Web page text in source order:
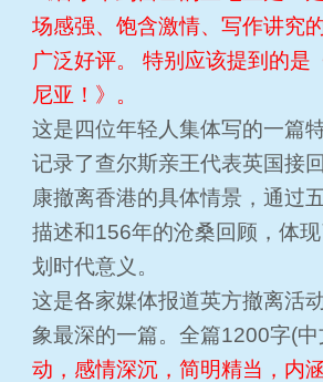
场感强、饱含激情、写作讲究
广泛好评。 特别应该提到的是
尼亚！》。
这是四位年轻人集体写的一篇
记录了查尔斯亲王代表英国接
康撤离香港的具体情景，通过
描述和156年的沧桑回顾，体
划时代意义。
这是各家媒体报道英方撤离活
象最深的一篇。全篇1200字(
动，感情深沉，简明精当，内